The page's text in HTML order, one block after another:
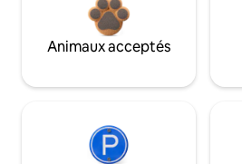
Animaux acceptés